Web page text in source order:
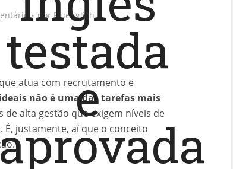
porFluenglish
atua com recrutamento e
não é uma das tarefas mais
alta gestão que exigem níveis de
É, justamente, aí que o conceito